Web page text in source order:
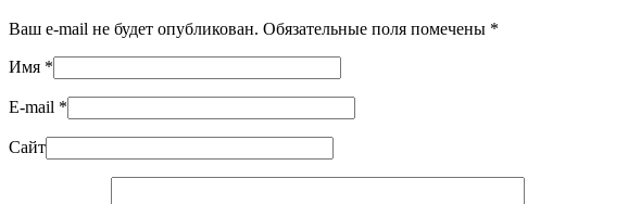
Ваш e-mail не будет опубликован. Обязательные поля помечены *
Имя *
E-mail *
Сайт